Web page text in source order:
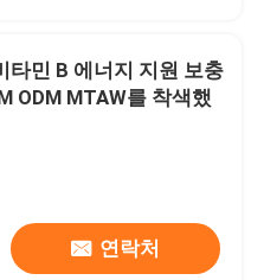
타민 B 에너지 지원 보충
ODM MTAW를 착색했
연락처